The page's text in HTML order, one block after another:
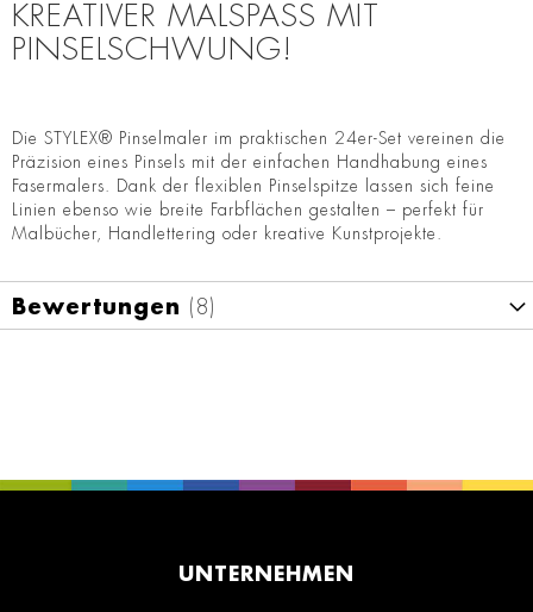
KREATIVER MALSPASS MIT P
INSELSCHWUNG!
Die STYLEX® Pinselmaler im praktischen 24er-Set vereinen die
Präzision eines Pinsels mit der einfachen Handhabung eines
Fasermalers. Dank der flexiblen Pinselspitze lassen sich feine
Linien ebenso wie breite Farbflächen gestalten – perfekt für
Malbücher, Handlettering oder kreative Kunstprojekte.
Bewertungen 8
UNTERNEHMEN